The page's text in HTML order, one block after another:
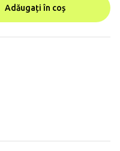
Adăugați în coș